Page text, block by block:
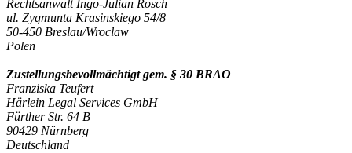
Rechtsanwalt Ingo-Julian Rösch
ul. Zygmunta Krasinskiego 54/8
50-450 Breslau/Wroclaw
Polen
Zustellungsbevollmächtigt gem. § 30 BRAO
Franziska Teufert
Härlein Legal Services GmbH
Fürther Str. 64 B
90429 Nürnberg
Deutschland